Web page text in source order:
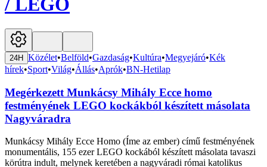
/ LEGO
24H Közélet•Belföld•Gazdaság•Kultúra•Megyejáró•Kék
hírek•Sport•Világ•Állás•Aprók•BN-Hetilap
Megérkezett Munkácsy Mihály Ecce homo
festményének LEGO kockákból készített másolata
Nagyváradra
Munkácsy Mihály Ecce Homo (Íme az ember) című festményének
monumentális, 155 ezer LEGO kockából készített másolata tavaszi
körútra indult, melynek keretében a nagyváradi római katolikus